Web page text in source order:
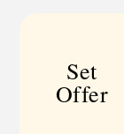
Set
Offer